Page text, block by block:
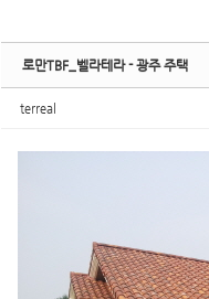
로만TBF_벨라테라 - 광주 주택
terreal